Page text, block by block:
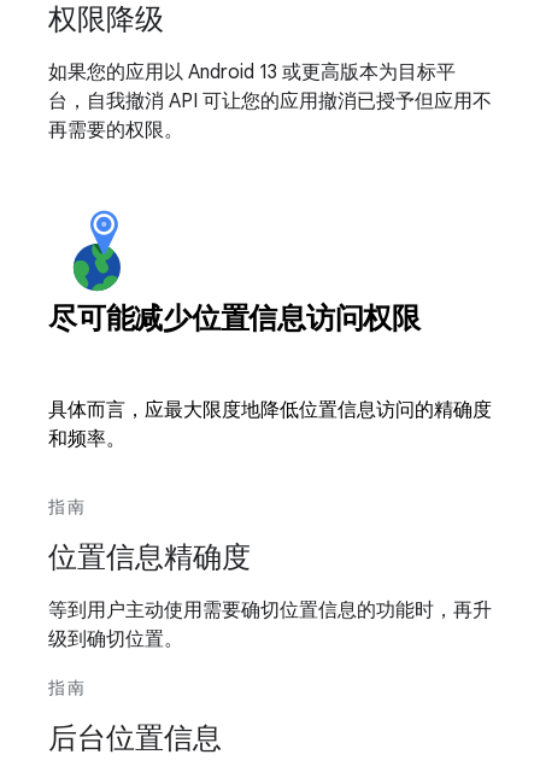
权限降级
如果您的应用以 Android 13 或更高版本为目标平
台，自我撤消 API 可让您的应用撤消已授予但应用不
再需要的权限。
尽可能减少位置信息访问权限
具体而言，应最大限度地降低位置信息访问的精确度
和频率。
指南
位置信息精确度
等到用户主动使用需要确切位置信息的功能时，再升
级到确切位置。
指南
后台位置信息